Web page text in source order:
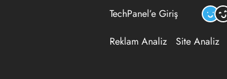
TechPanel’e Giriş
Reklam Analiz Site Analiz